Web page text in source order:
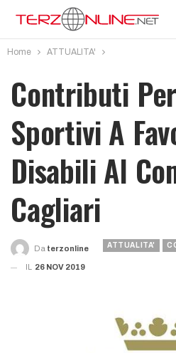
Home ATTUALITA'
Contributi
Sportivi A
Disabili Al
Cagliari
ATTUALITA'
Da Terzonline
IL 26 NOV 2019